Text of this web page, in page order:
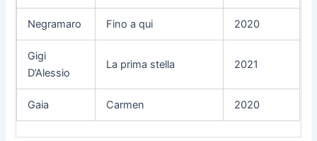
Negramaro Fino a qui 2020
Gigi
D’Alessio
La prima stella 2021
Gaia Carmen 2020